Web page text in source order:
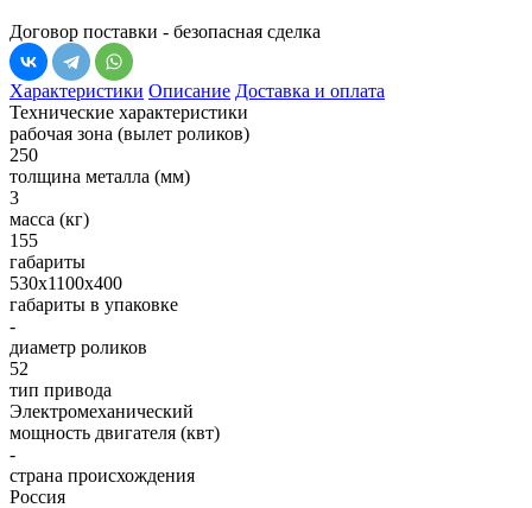
Договор поставки - безопасная сделка
Характеристики Описание Доставка и оплата
Технические характеристики
рабочая зона (вылет роликов)
250
толщина металла (мм)
3
масса (кг)
155
габариты
530х1100х400
габариты в упаковке
-
диаметр роликов
52
тип привода
Электромеханический
мощность двигателя (квт)
-
страна происхождения
Россия